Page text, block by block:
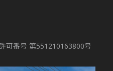
可番号 第551210163800号